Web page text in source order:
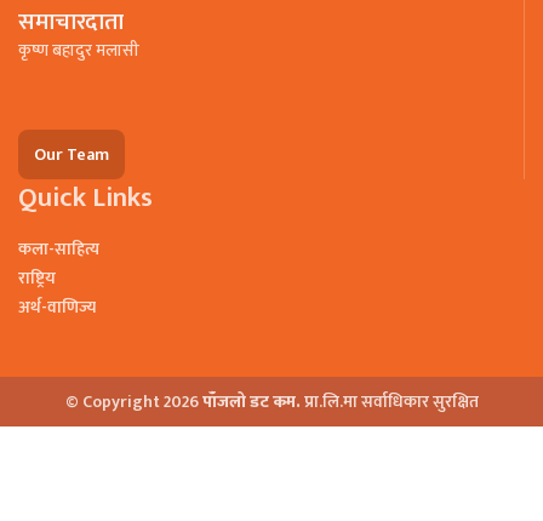
समाचारदाता
कृष्ण बहादुर मलासी
Our Team
Quick Links
कला-साहित्य
राष्ट्रिय
अर्थ-वाणिज्य
© Copyright 2026पाँजलो डट कम.प्रा.लि.मा सर्वाधिकार सुरक्षित